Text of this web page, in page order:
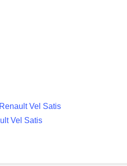
Vel Satis
Vel Satis